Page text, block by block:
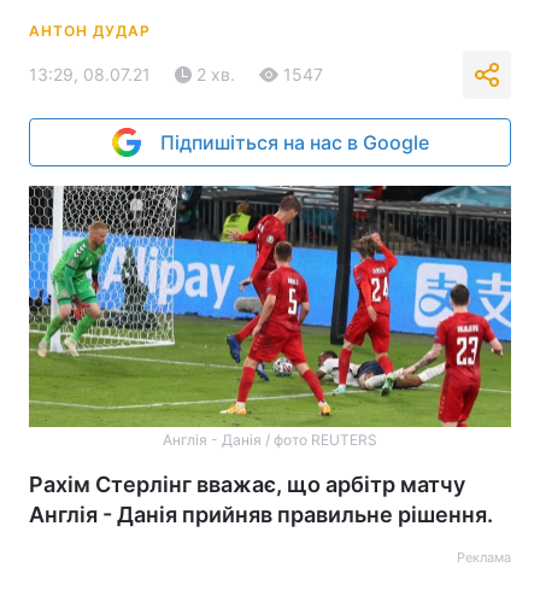
АНТОН ДУДАР
13:29, 08.07.21 2 хв. 1547
Підпишіться на нас в Google
Англія - Данія / фото REUTERS
Рахім Стерлінг вважає, що арбітр матчу
Англія - Данія прийняв правильне рішення.
Реклама